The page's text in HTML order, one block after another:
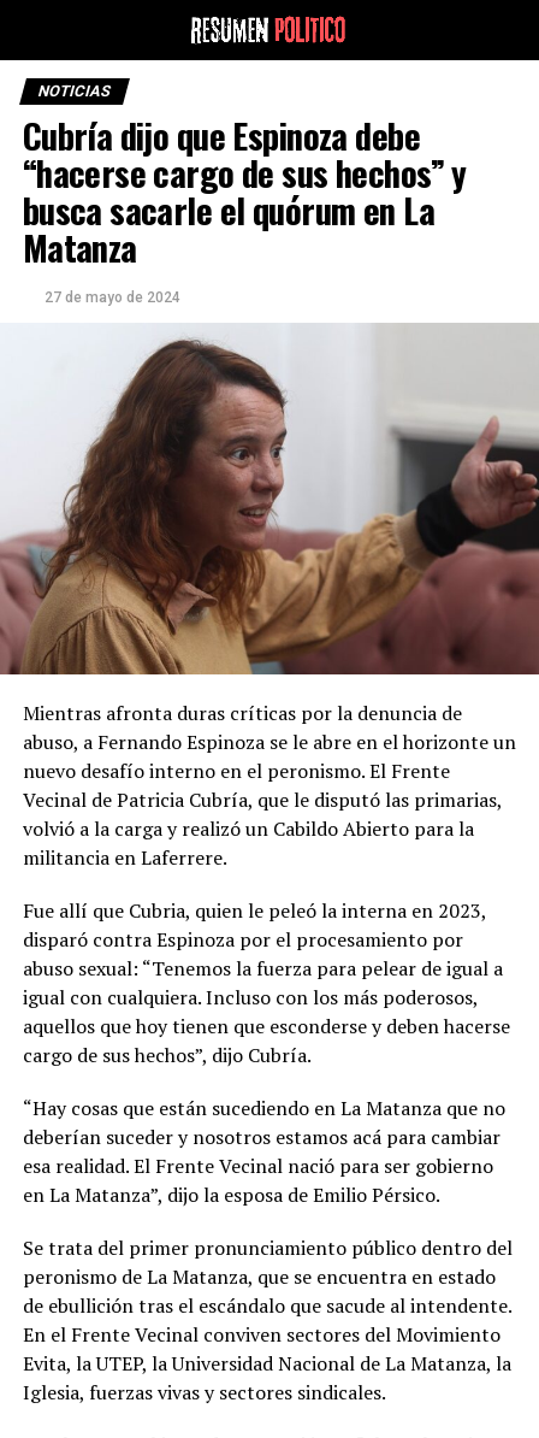
NOTICIAS
Cubría dijo que Espinoza debe
“hacerse cargo de sus hechos” y
busca sacarle el quórum en La
Matanza
27 de mayo de 2024
Mientras afronta duras críticas por la denuncia de
abuso, a Fernando Espinoza se le abre en el horizonte un
nuevo desafío interno en el peronismo. El Frente
Vecinal de Patricia Cubría, que le disputó las primarias,
volvió a la carga y realizó un Cabildo Abierto para la
militancia en Laferrere.
Fue allí que Cubria, quien le peleó la interna en 2023,
disparó contra Espinoza por el procesamiento por
abuso sexual: “Tenemos la fuerza para pelear de igual a
igual con cualquiera. Incluso con los más poderosos,
aquellos que hoy tienen que esconderse y deben hacerse
cargo de sus hechos”, dijo Cubría.
“Hay cosas que están sucediendo en La Matanza que no
deberían suceder y nosotros estamos acá para cambiar
esa realidad. El Frente Vecinal nació para ser gobierno
en La Matanza”, dijo la esposa de Emilio Pérsico.
Se trata del primer pronunciamiento público dentro del
peronismo de La Matanza, que se encuentra en estado
de ebullición tras el escándalo que sacude al intendente.
En el Frente Vecinal conviven sectores del Movimiento
Evita, la UTEP, la Universidad Nacional de La Matanza, la
Iglesia, fuerzas vivas y sectores sindicales.